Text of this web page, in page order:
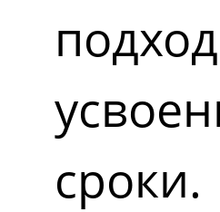
сроки.